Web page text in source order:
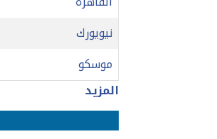
نيويورك
موسكو
المزيد